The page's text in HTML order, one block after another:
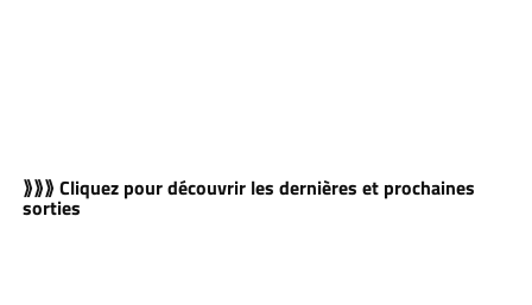
⟫⟫⟫ Cliquez pour découvrir les dernières et prochaines
sorties